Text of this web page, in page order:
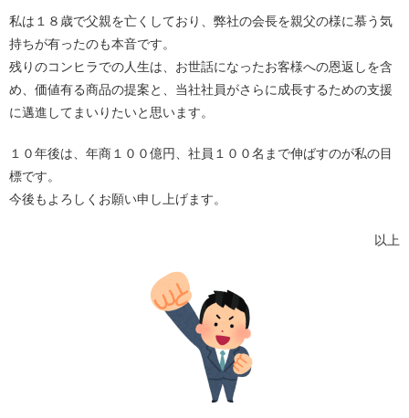
私は１８歳で父親を亡くしており、弊社の会長を親父の様に慕う気
持ちが有ったのも本音です。
残りのコンヒラでの人生は、お世話になったお客様への恩返しを含
め、価値有る商品の提案と、当社社員がさらに成長するための支援
に邁進してまいりたいと思います。
１０年後は、年商１００億円、社員１００名まで伸ばすのが私の目
標です。
今後もよろしくお願い申し上げます。
以上